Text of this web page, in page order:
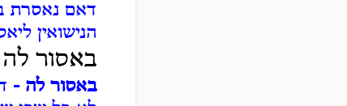
דאם נאסרת
הנישואין
באסור
באסור לה -